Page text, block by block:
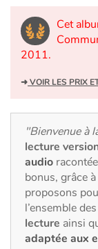
En famille
Fêtes et
Amour et amitié
Sujets de société
Émotions et
Cet
2011.
➜VOIR LES PRIX
"Bienvenue à
lecture
audio
bonus, grâce
proposons
l’ensemble
lecture ainsi
adaptée aux